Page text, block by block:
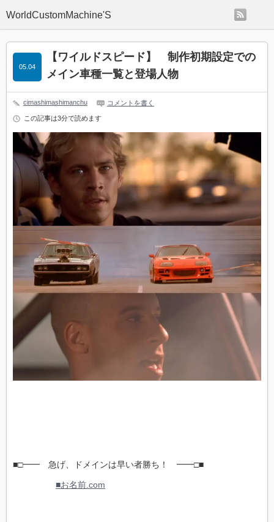
WorldCustomMachine'S
【ワイルドスピード】 制作初期設定での
メイン車種一覧と登場人物
05.04
cimashimashimanchu コメントを書く
この記事は3分で読めます
■□━━ 急げ、ドメインは早い者勝ち！ ━━□■
■お名前.com